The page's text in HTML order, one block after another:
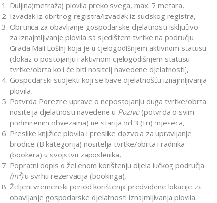
Duljina(metraža) plovila preko svega, max. 7 metara,
Izvadak iz obrtnog registra/izvadak iz sudskog registra,
Obrtnica za obavljanje gospodarske djelatnosti isključivo
za iznajmljivanje plovila sa sjedištem tvrtke na području
Grada Mali Lošinj koja je u cjelogodišnjem aktivnom statusu
(dokaz o postojanju i aktivnom cjelogodišnjem statusu
tvrtke/obrta koji će biti nositelj navedene djelatnosti),
Gospodarski subjekti koji se bave djelatnošću iznajmljivanja
plovila,
Potvrda Porezne uprave o nepostojanju duga tvrtke/obrta
nositelja djelatnosti navedene u Pozivu(potvrda o svim
podmirenim obvezama) ne starija od 3 (tri) mjeseca,
Preslike knjižice plovila i preslike dozvola za upravljanje
brodice (B kategorija) nositelja tvrtke/obrta i radnika
(bookera) u svojstvu zaposlenika,
Popratni dopis o željenom korištenju dijela lučkog područja
(m²)u svrhu rezervacija (bookinga),
Željeni vremenski period korištenja predviđene lokacije za
obavljanje gospodarske djelatnosti iznajmljivanja plovila.